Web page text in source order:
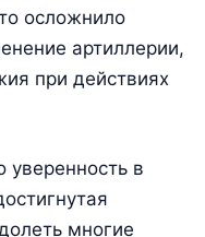
осложнило
артиллерии,
при действиях
уверенность в
многие